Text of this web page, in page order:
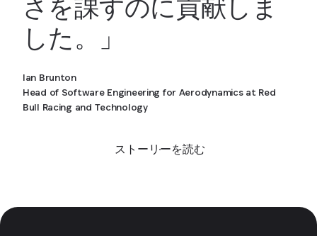
さを課すのに貢献しま
した。」
Ian Brunton
Head of Software Engineering for Aerodynamics at Red
Bull Racing and Technology
ストーリーを読む